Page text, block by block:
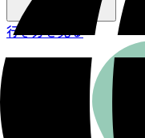
行き方を見る